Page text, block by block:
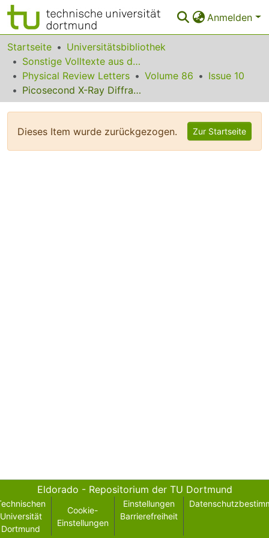
Anmelden
Bereiche & Sammlungen
Das gesamte Repositorium
Statistiken
Startseite
Universitätsbibliothek
Sonstige Volltexte aus dem Bibliotheksangebot
Physical Review Letters
Volume 86
Issue 10
Picosecond X-Ray Diffraction Probed Transient Structural Changes in Organic Solids
Dieses Item wurde zurückgezogen. Zur Startseite
Eldorado - Repositorium der TU Dortmund
Universität
Dortmund
Cookie-
Einstellungen
Einstellungen
Barrierefreiheit